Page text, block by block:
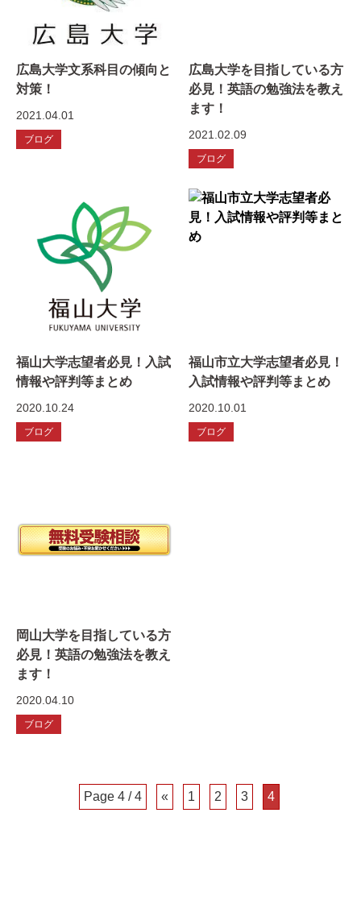
広島大学文系科目の傾向と
対策！
2021.04.01
ブログ
広島大学を目指している方
必見！英語の勉強法を教え
ます！
2021.02.09
ブログ
福山大学志望者必見！入試
情報や評判等まとめ
2020.10.24
ブログ
福山市立大学志望者必見！
入試情報や評判等まとめ
2020.10.01
ブログ
岡山大学を目指している方
必見！英語の勉強法を教え
ます！
2020.04.10
ブログ
Page 4 / 4 « 1 2 3 4